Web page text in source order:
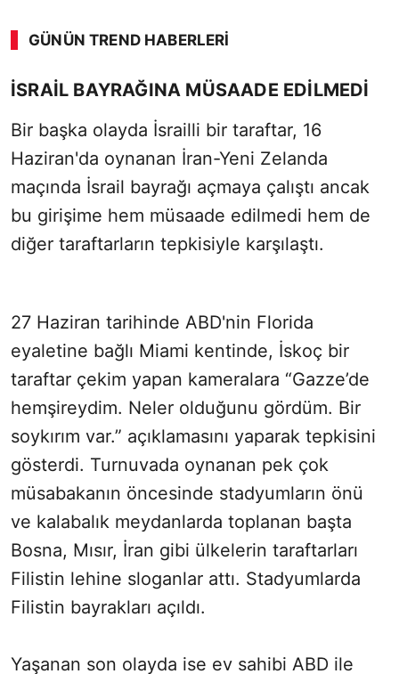
GÜNÜN TREND HABERLERI
00:02 / 08:15
Sesi Aç
İSRAİL BAYRAĞINA MÜSAADE EDİLMEDİ
Bir başka olayda İsrailli bir taraftar, 16
Haziran'da oynanan İran-Yeni Zelanda
maçında İsrail bayrağı açmaya çalıştı ancak
bu girişime hem müsaade edilmedi hem de
diğer taraftarların tepkisiyle karşılaştı.
27 Haziran tarihinde ABD'nin Florida
eyaletine bağlı Miami kentinde, İskoç bir
taraftar çekim yapan kameralara “Gazze’de
hemşireydim. Neler olduğunu gördüm. Bir
soykırım var.” açıklamasını yaparak tepkisini
gösterdi. Turnuvada oynanan pek çok
müsabakanın öncesinde stadyumların önü
ve kalabalık meydanlarda toplanan başta
Bosna, Mısır, İran gibi ülkelerin taraftarları
Filistin lehine sloganlar attı. Stadyumlarda
Filistin bayrakları açıldı.
Yaşanan son olayda ise ev sahibi ABD ile